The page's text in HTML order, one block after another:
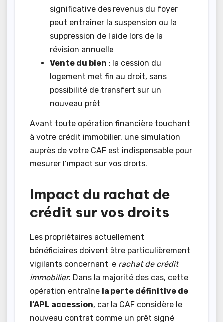
significative des revenus du foyer
peut entraîner la suspension ou la
suppression de l’aide lors de la
révision annuelle
Vente du bien : la cession du
logement met fin au droit, sans
possibilité de transfert sur un
nouveau prêt
Avant toute opération financière touchant
à votre crédit immobilier, une simulation
auprès de votre CAF est indispensable pour
mesurer l’impact sur vos droits.
Impact du rachat de
crédit sur vos droits
Les propriétaires actuellement
bénéficiaires doivent être particulièrement
vigilants concernant le rachat de crédit
immobilier. Dans la majorité des cas, cette
opération entraîne la perte définitive de
l’APL accession, car la CAF considère le
nouveau contrat comme un prêt signé